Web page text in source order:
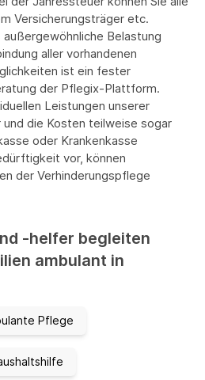
Versicherungsträger etc.
Belastung
aller vorhandenen
ist ein fester
der Pflegix-Plattform.
Leistungen unserer
die Kosten teilweise sogar
oder Krankenkasse
vor, können
der Verhinderungspflege
-helfer begleiten
ambulant in
Pflege